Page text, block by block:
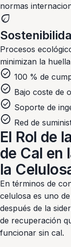
normas
eco
Procesos
minimizan la
check_circle 100 % de
check_circle Bajo coste de
check_circle Soporte de
check_circle Red de
El Rol de
de Cal en
la
En términos de
celulosa es uno
después de la
de recuperación
funcionar sin cal.